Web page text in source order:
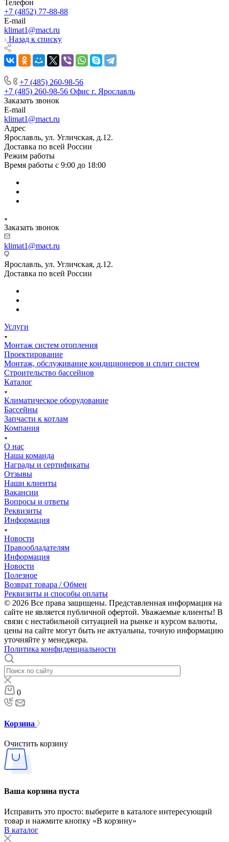
Телефон
+7 (4852) 77-88-88
E-mail
klimat1@mact.ru
Назад к списку
+7 (485) 260-98-56
+7 (485) 260-98-56 Офис г. Ярославль
Заказать звонок
E-mail
klimat1@mact.ru
Адрес
Ярославль, ул. Угличская, д.12.
Доставка по всей России
Режим работы
Время работы с 9:00 до 18:00
Заказать звонок
klimat1@mact.ru
Ярославль, ул. Угличская, д.12.
Доставка по всей России
Услуги
Монтаж систем отопления
Проектирование
Монтаж, обслуживание кондиционеров и сплит систем
Строительство бассейнов
Каталог
Климатическое оборудование
Бассейны
Запчасти к котлам
Компания
О нас
Наша команда
Награды и сертификаты
Отзывы
Наши клиенты
Вакансии
Вопросы и ответы
Реквизиты
Информация
Новости
Правообладателям
Информация
Новости
Полезное
Возврат товара / Обмен
Реквизиты и способы оплаты
© 2026 Все права защищены. Представленная информация на
сайте не является публичной офертой. Уважаемые клиенты! В
связи с нестабильной ситуацией на рынке и курсом валюты,
цены на сайте могут быть не актуальны, точную информацию
уточняйте у менеджера.
Политика конфиденциальности
0
Корзина
Очистить корзину
Ваша корзина пуста
Исправить это просто: выберите в каталоге интересующий
товар и нажмите кнопку «В корзину»
В каталог